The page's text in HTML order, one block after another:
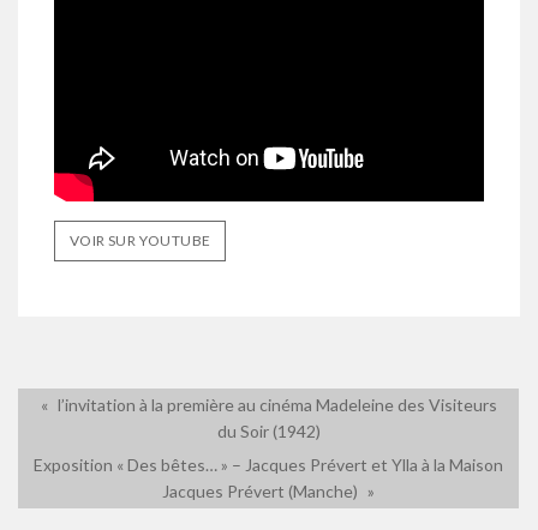
VOIR SUR YOUTUBE
l’invitation à la première au cinéma Madeleine des Visiteurs
du Soir (1942)
Exposition « Des bêtes… » – Jacques Prévert et Ylla à la Maison
Jacques Prévert (Manche)